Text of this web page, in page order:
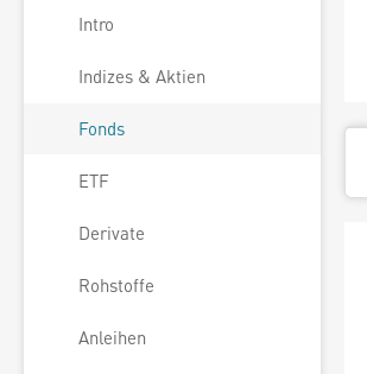
Intro
Indizes & Aktien
Fonds
ETF
Derivate
Rohstoffe
Anleihen